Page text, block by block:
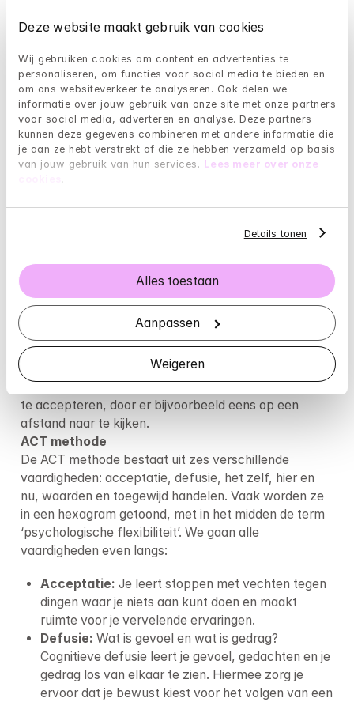
Deze website maakt gebruik van cookies
Wij gebruiken cookies om content en advertenties te
personaliseren, om functies voor social media te bieden en
om ons websiteverkeer te analyseren. Ook delen we
informatie over jouw gebruik van onze site met onze partners
voor social media, adverteren en analyse. Deze partners
kunnen deze gegevens combineren met andere informatie die
je aan ze hebt verstrekt of die ze hebben verzameld op basis
van jouw gebruik van hun services. Lees meer over onze
Details tonen
Alles toestaan
Aanpassen
Weigeren
wordt er gezegd dat de inzichten binnen ACT niets
nieuws zijn en dat deze al lang worden toegepast in
cognitieve gedragstherapie. Bovendien vinden
sommigen de ACT onderzoekers iets té enthousiast,
en vinden critici dat er soms teveel op de feiten
vooruit wordt gelopen. Nergens wordt echter gezegd
dat de therapie niet zou werken.
spitsen op een persoonlijke situatie. Dit zou in principe
als volger van de therapie als vervelend ervaart.
ACT oefeningen
ACT therapie werkt met oefeningen. Deze oefeningen
helpen je te concentreren op zaken in het leven die je
zelf in de hand hebt. Maar ze helpen je ook om
bepaalde zaken waar je geen controle over te hebben
te accepteren, door er bijvoorbeeld eens op een
ACT methode
De ACT methode bestaat uit zes verschillende
vaardigheden: acceptatie, defusie, het zelf, hier en
nu, waarden en toegewijd handelen. Vaak worden ze
in een hexagram getoond, met in het midden de term
‘psychologische flexibiliteit’. We gaan alle
vaardigheden even langs:
Acceptatie: Je leert stoppen met vechten tegen
dingen waar je niets aan kunt doen en maakt
ruimte voor je vervelende ervaringen.
Defusie: Wat is gevoel en wat is gedrag?
Cognitieve defusie leert je gevoel, gedachten en je
gedrag los van elkaar te zien. Hiermee zorg je
ervoor dat je bewust kiest voor het volgen van een